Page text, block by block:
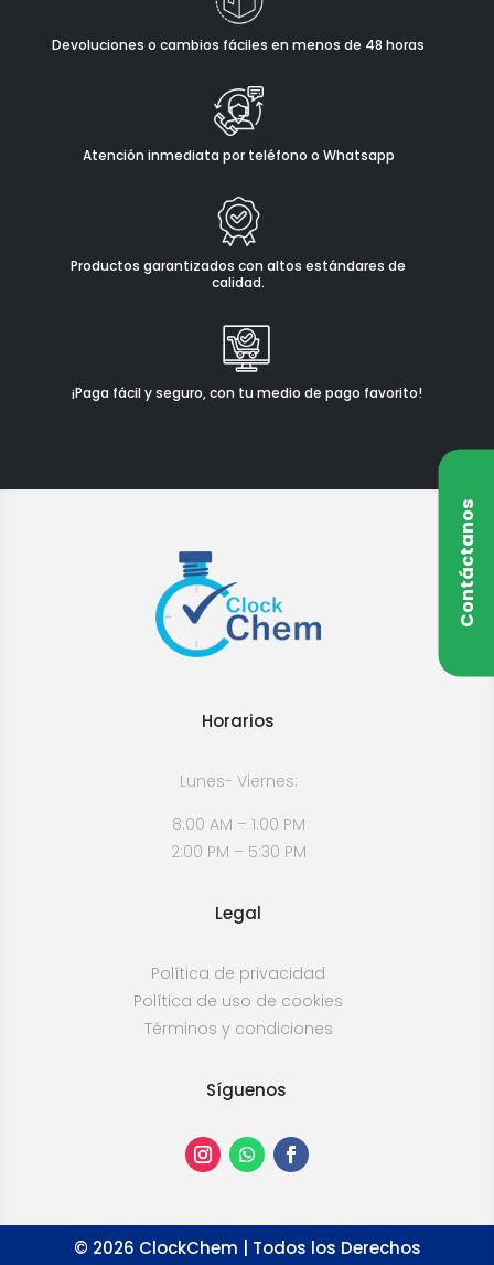
Devoluciones o cambios fáciles en menos de 48 horas
Atención inmediata por teléfono o Whatsapp
Productos garantizados con altos estándares de
calidad.
¡Paga fácil y seguro, con tu medio de pago favorito!
Contáctanos
Horarios
Lunes- Viernes:
8:00 AM – 1:00 PM
2:00 PM – 5:30 PM
Legal
Política de privacidad
Política de uso de cookies
Términos y condiciones
Síguenos
© 2026 ClockChem | Todos los Derechos